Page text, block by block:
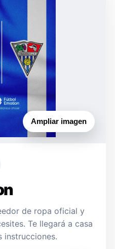
Ampliar imagen
de ropa oficial y
Te llegará a casa
instrucciones.